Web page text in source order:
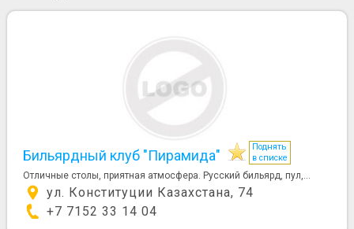
Бильярдный клуб "Пирамида"
Поднять
в списке
Отличные столы, приятная атмосфера. Русский бильярд, пул,...
ул. Конституции Казахстана, 74
+7 7152 33 14 04